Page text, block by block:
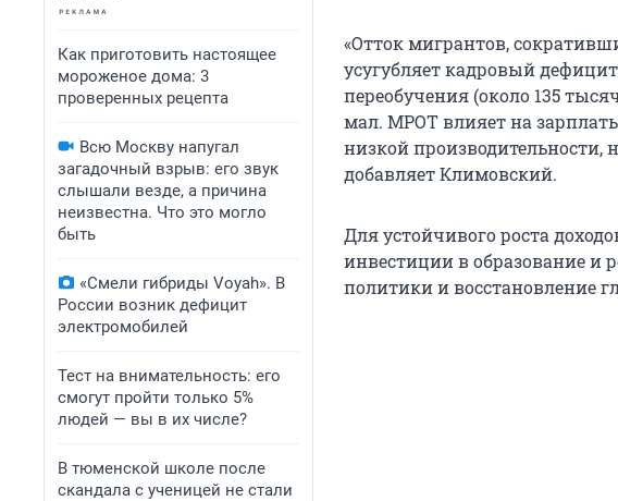
Как приготовить настоящее
мороженое дома: 3
проверенных рецепта
Всю Москву напугал
загадочный взрыв: его звук
слышали везде, а причина
неизвестна. Что это могло
быть
«Смели гибриды Voyah». В
России возник дефицит
электромобилей
Тест на внимательность: его
смогут пройти только 5%
людей — вы в их числе?
В тюменской школе после
скандала с ученицей не стали
«Отток мигрантов,
усугубляет кадровый
переобучения (около 135
мал. МРОТ влияет на
низкой производительности,
добавляет Климовский.
Для устойчивого роста
инвестиции в образование и
политики и восстановление